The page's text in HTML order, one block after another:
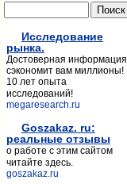
Исследование
рынка.
Достоверная информация
сэкономит вам миллионы!
10 лет опыта
исследований!
megaresearch.ru
Goszakaz. ru:
реальные отзывы
о работе с этим сайтом
читайте здесь.
goszakaz.ru